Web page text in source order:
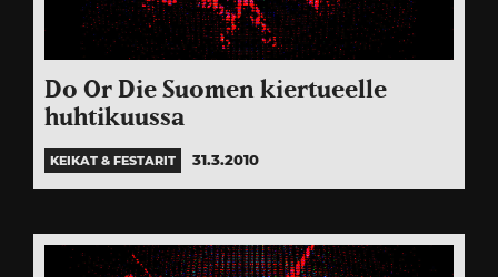
Do Or Die Suomen kiertueelle
huhtikuussa
KEIKAT & FESTARIT 31.3.2010